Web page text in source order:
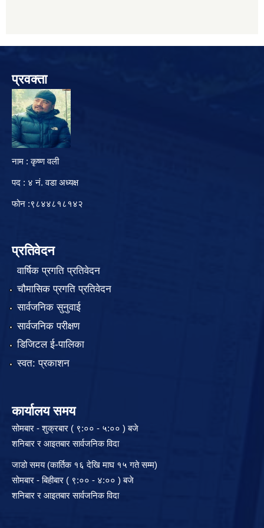
प्रवक्ता
नाम : कृष्ण वली
पद : ४ नं. वडा अध्यक्ष
फोन :९८४४८१८१४२
प्रतिवेदन
वार्षिक प्रगति प्रतिवेदन
चौमासिक प्रगति प्रतिवेदन
सार्वजनिक सुनुवाई
सार्वजनिक परीक्षण
डिजिटल ई-पालिका
स्वत: प्रकाशन
कार्यालय समय
सोमबार - शुक्रबार ( ९:०० - ५:०० ) बजे
शनिबार र आइतबार सार्वजनिक विदा
जाडो समय (कार्तिक १६ देखि माघ १५ गते सम्म)
सोमबार - बिहीबार ( ९:०० - ४:०० ) बजे
शनिबार र आइतबार सार्वजनिक विदा